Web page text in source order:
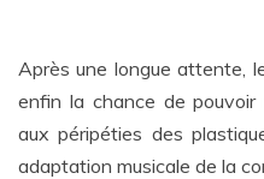
Après une longue attente,
enfin la chance de pouvoir
aux péripéties des
adaptation musicale de la